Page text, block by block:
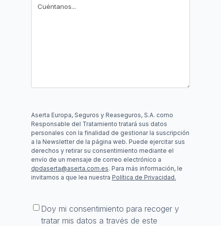
Aserta Europa, Seguros y Reaseguros, S.A. como
Responsable del Tratamiento tratará sus datos
personales con la finalidad de gestionar la suscripción
a la Newsletter de la página web. Puede ejercitar sus
derechos y retirar su consentimiento mediante el
envío de un mensaje de correo electrónico a
dpdaserta@aserta.com.es. Para más información, le
invitamos a que lea nuestra Política de Privacidad.
Consentimiento*
Doy mi consentimiento para recoger y
tratar mis datos a través de este